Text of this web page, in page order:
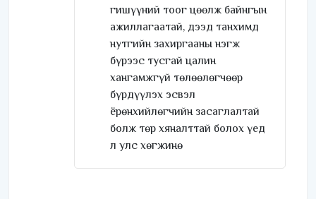
гишүүний тоог цөөлж байнгын
ажиллагаатай, дээд танхимд
нутгийн захиргааны нэгж
бүрээс тусгай цалин
хангамжгүй төлөөлөгчөөр
бүрдүүлэх эсвэл
ёрөнхийлөгчийн засаглалтай
болж төр хяналттай болох үед
л улс хөгжинө